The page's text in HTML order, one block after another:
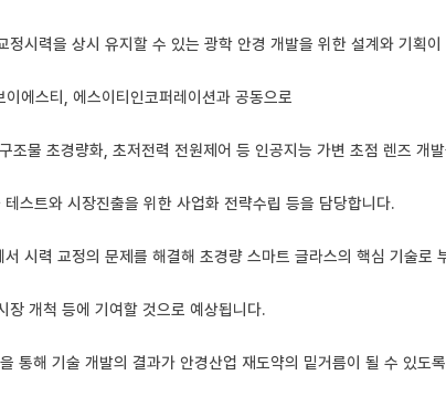
시력을 상시 유지할 수 있는 광학 안경 개발을 위한 설계와 기획이
에스티, 에스이티인코퍼레이션과 공동으로
물 초경량화, 초저전력 전원제어 등 인공지능 가변 초점 렌즈 개
스트와 시장진출을 위한 사업화 전략수립 등을 담당합니다.
시력 교정의 문제를 해결해 초경량 스마트 글라스의 핵심 기술로
개척 등에 기여할 것으로 예상됩니다.
통해 기술 개발의 결과가 안경산업 재도약의 밑거름이 될 수 있도